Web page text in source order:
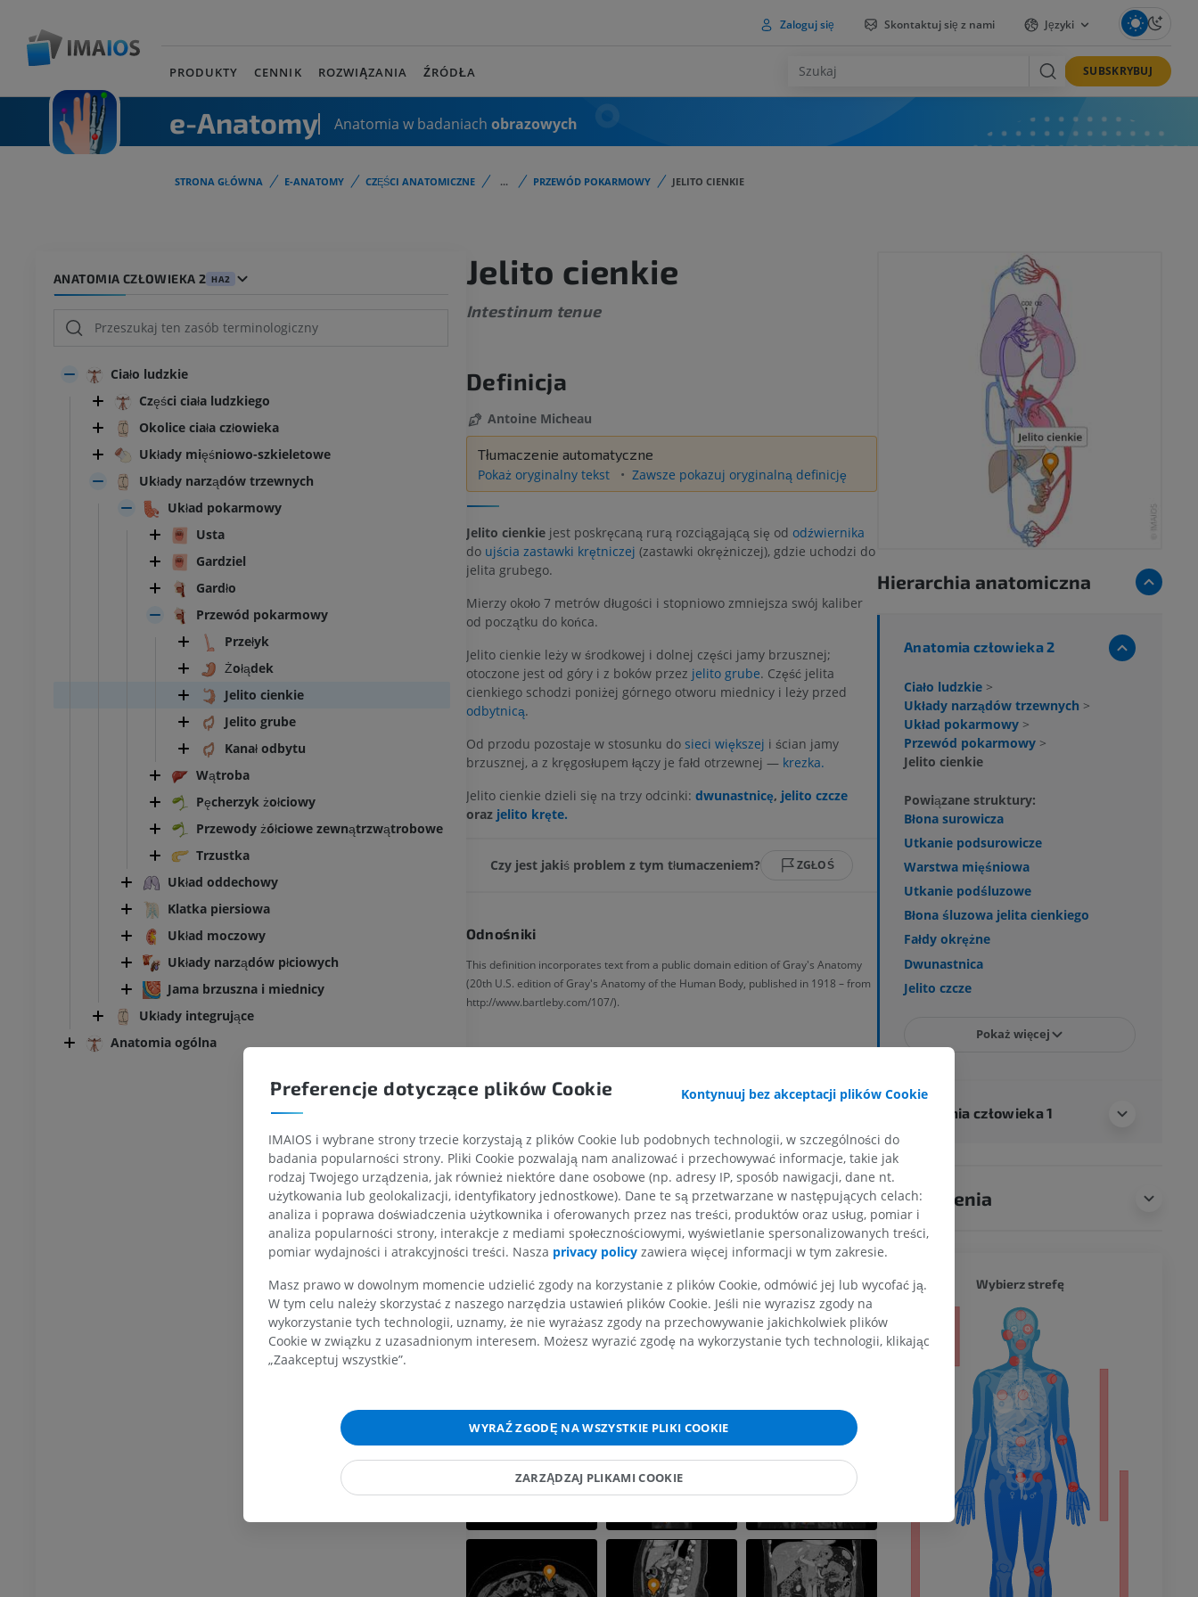
Zaloguj się Skontaktuj się z nami Języki
PRODUKTY CENNIK ROZWIĄZANIA ŹRÓDŁA SUBSKRYBUJ
e-Anatomy Anatomia w badaniach obrazowych
STRONA GŁÓWNA E-ANATOMY CZĘŚCI ANATOMICZNE ... PRZEWÓD POKARMOWY JELITO CIENKIE
ANATOMIA CZŁOWIEKA 2 HA2
Ciało ludzkie
Części ciała ludzkiego
Okolice ciała człowieka
Układy mięśniowo-szkieletowe
Układy narządów trzewnych
Układ pokarmowy
Usta
Gardziel
Gardło
Przewód pokarmowy
Przełyk
Żołądek
Jelito cienkie
Jelito grube
Kanał odbytu
Wątroba
Pęcherzyk żołciowy
Przewody żółciowe zewnątrzwątrobowe
Trzustka
Układ oddechowy
Klatka piersiowa
Układ moczowy
Układy narządów płciowych
Jama brzuszna i miednicy
Układy integrujące
Anatomia ogólna
Jelito cienkie
Intestinum tenue
Definicja
Antoine Micheau
Tłumaczenie automatyczne
Pokaż oryginalny tekst
Zawsze pokazuj oryginalną definicję
Jelito cienkiejest poskręcaną rurą rozciągającą się od odźwiernika
do ujścia zastawki krętniczej (zastawki okrężniczej), gdzie uchodzi do
jelita grubego.
Mierzy około 7 metrów długości i stopniowo zmniejsza swój kaliber
od początku do końca.
Jelito cienkie leży w środkowej i dolnej części jamy brzusznej;
otoczone jest od góry i z boków przez jelito grube. Część jelita
cienkiego schodzi poniżej górnego otworu miednicy i leży przed
odbytnicą.
Od przodu pozostaje w stosunku do sieci większej i ścian jamy
brzusznej, a z kręgosłupem łączy je fałd otrzewnej — krezka.
Jelito cienkie dzieli się na trzy odcinki: dwunastnicę, jelito czcze
oraz jelito kręte.
Czy jest jakiś problem z tym tłumaczeniem? ZGŁOŚ
Odnośniki
This definition incorporates text from a public domain edition of Gray's Anatomy
(20th U.S. edition of Gray's Anatomy of the Human Body, published in 1918 – from
http://www.bartleby.com/107/).
Hierarchia anatomiczna
Anatomia człowieka 2
Ciało ludzkie >
Układy narządów trzewnych >
Układ pokarmowy >
Przewód pokarmowy >
Jelito cienkie
Powiązane struktury:
Błona surowicza
Utkanie podsurowicze
Warstwa mięśniowa
Utkanie podśluzowe
Błona śluzowa jelita cienkiego
Fałdy okrężne
Dwunastnica
Jelito czcze
Pokaż więcej
Anatomia człowieka 1
Tłumaczenia
MRI stawu skokowego
KOŃCZYNA GÓRNA
RM kończyny górnej
RM
RM obojczyka
RM
PREMIUM
RM nadgarstka
PREMIUM
RM łokcia
KOŃCZYNA DOLNA
Kończyna dolna
Ilustracje
RTG kończyny dolnej
Radiografia
ZA DARMO
RM kończyny dolnej
PREMIUM
Obraz MRI stawu
biodrowego
Wybierz strefę
Preferencje dotyczące plików Cookie Kontynuuj bez akceptacji plików Cookie
IMAIOS i wybrane strony trzecie korzystają z plików Cookie lub podobnych technologii, w szczególności do
badania popularności strony. Pliki Cookie pozwalają nam analizować i przechowywać informacje, takie jak
rodzaj Twojego urządzenia, jak również niektóre dane osobowe (np. adresy IP, sposób nawigacji, dane nt.
użytkowania lub geolokalizacji, identyfikatory jednostkowe). Dane te są przetwarzane w następujących celach:
analiza i poprawa doświadczenia użytkownika i oferowanych przez nas treści, produktów oraz usług, pomiar i
analiza popularności strony, interakcje z mediami społecznościowymi, wyświetlanie spersonalizowanych treści,
pomiar wydajności i atrakcyjności treści. Nasza privacy policy zawiera więcej informacji w tym zakresie.
Masz prawo w dowolnym momencie udzielić zgody na korzystanie z plików Cookie, odmówić jej lub wycofać ją.
W tym celu należy skorzystać z naszego narzędzia ustawień plików Cookie. Jeśli nie wyrazisz zgody na
wykorzystanie tych technologii, uznamy, że nie wyrażasz zgody na przechowywanie jakichkolwiek plików
Cookie w związku z uzasadnionym interesem. Możesz wyrazić zgodę na wykorzystanie tych technologii, klikając
„Zaakceptuj wszystkie”.
WYRAŹ ZGODĘ NA WSZYSTKIE PLIKI COOKIE
ZARZĄDZAJ PLIKAMI COOKIE